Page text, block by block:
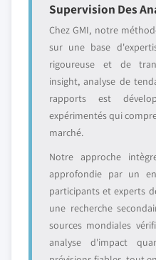
Supervision Des
Chez GMI, notre
sur une base
rigoureuse et de
insight, analyse de
rapports est
expérimentés qui
marché.
Notre approche
approfondie par un
participants et experts
une recherche
sources mondiales
analyse d'impact